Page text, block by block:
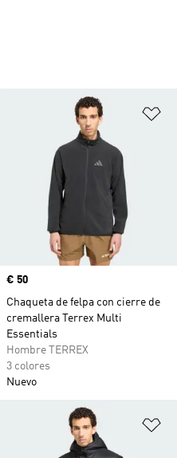
a la lista de deseos
Precio
€ 50
Chaqueta de felpa con cierre de
cremallera Terrex Multi
Essentials
Hombre TERREX
3 colores
Nuevo
a la lista de deseos